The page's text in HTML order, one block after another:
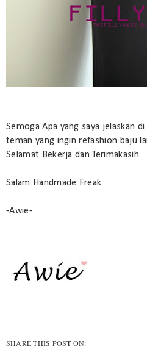
Semoga Apa yang saya jelaskan
teman yang ingin refashion baju
Selamat Bekerja dan Terimakasih
Salam Handmade Freak
-Awie-
SHARE THIS POST ON: